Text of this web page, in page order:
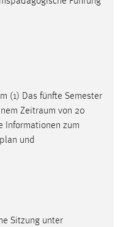
(1) Das fünfte Semester
Zeitraum von 20
Informationen zum
und
Sitzung unter